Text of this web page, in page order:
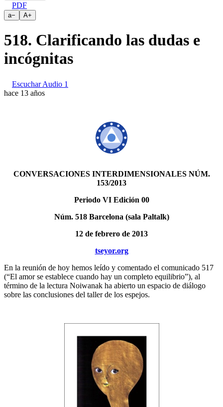
PDF
a− A+
518. Clarificando las dudas e
incógnitas
Escuchar Audio 1
hace 13 años
CONVERSACIONES INTERDIMENSIONALES NÚM.
153/2013
Periodo VI Edición 00
Núm. 518 Barcelona (sala Paltalk)
12 de febrero de 2013
tseyor.org
En la reunión de hoy hemos leído y comentado el comunicado 517
(“El amor se establece cuando hay un completo equilibrio”), al
término de la lectura Noiwanak ha abierto un espacio de diálogo
sobre las conclusiones del taller de los espejos.